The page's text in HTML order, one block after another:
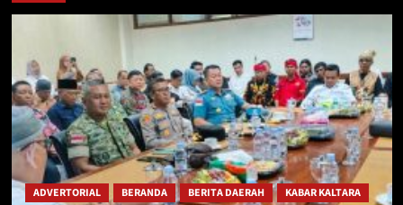
ADVERTORIAL BERANDA BERITA DAERAH
KABAR KALTARA